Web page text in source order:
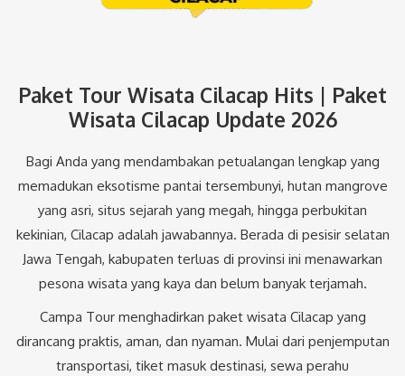
Paket Tour Wisata Cilacap Hits | Paket
Wisata Cilacap Update 2026
Bagi Anda yang mendambakan petualangan lengkap yang
memadukan eksotisme pantai tersembunyi, hutan mangrove
yang asri, situs sejarah yang megah, hingga perbukitan
kekinian, Cilacap adalah jawabannya. Berada di pesisir selatan
Jawa Tengah, kabupaten terluas di provinsi ini menawarkan
pesona wisata yang kaya dan belum banyak terjamah.
Campa Tour menghadirkan paket wisata Cilacap yang
dirancang praktis, aman, dan nyaman. Mulai dari penjemputan
transportasi, tiket masuk destinasi, sewa perahu